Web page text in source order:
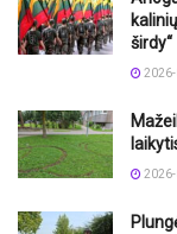
širdy“